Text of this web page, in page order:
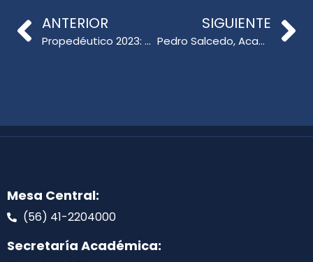
ANTERIOR
Propedéutico 2023: alumnos culminan programa con exposición de posters pedagógicos
SIGUIENTE
Pedro Salcedo, Académico de la Facultad de Educación, Impulsa la Revolución Educativa con la Inteligencia Artificial en el INNOVAPOLINAV
Mesa Central:
(56) 41-2204000
Secretaría Académica: